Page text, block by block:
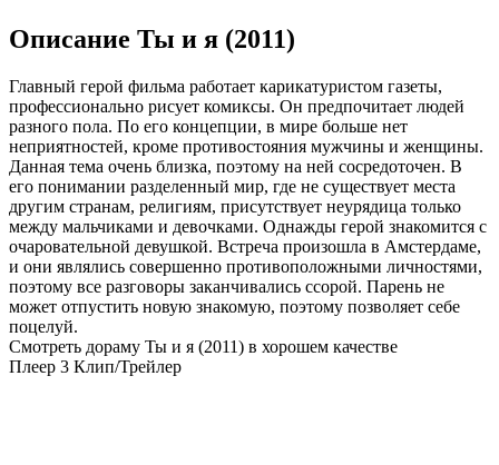
Описание Ты и я (2011)
Главный герой фильма работает карикатуристом газеты,
профессионально рисует комиксы. Он предпочитает людей
разного пола. По его концепции, в мире больше нет
неприятностей, кроме противостояния мужчины и женщины.
Данная тема очень близка, поэтому на ней сосредоточен. В
его понимании разделенный мир, где не существует места
другим странам, религиям, присутствует неурядица только
между мальчиками и девочками. Однажды герой знакомится с
очаровательной девушкой. Встреча произошла в Амстердаме,
и они являлись совершенно противоположными личностями,
поэтому все разговоры заканчивались ссорой. Парень не
может отпустить новую знакомую, поэтому позволяет себе
поцелуй.
Смотреть дораму Ты и я (2011) в хорошем качестве
Плеер 3 Клип/Трейлер